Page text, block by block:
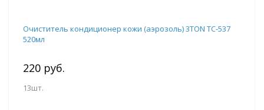
Очиститель кондиционер кожи (аэрозоль) 3TON ТС-537
520мл
220 руб.
13шт.